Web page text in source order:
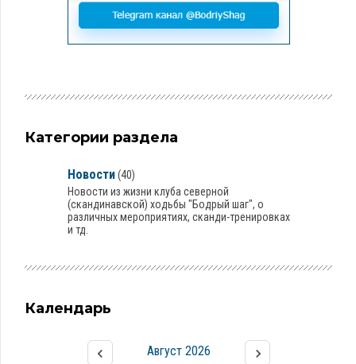
Категории раздела
Новости (40)
Новости из жизни клуба северной
(скандинавской) ходьбы "Бодрый шаг", о
различных мероприятиях, сканди-тренировках
и тд.
Календарь
Август 2026